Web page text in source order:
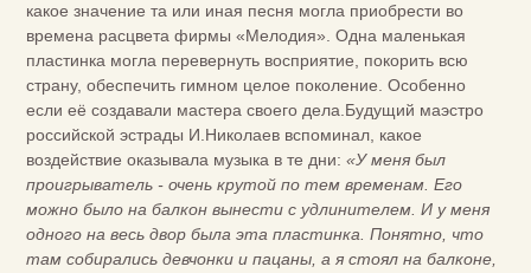
какое значение та или иная песня могла приобрести во
времена расцвета фирмы «Мелодия». Одна маленькая
пластинка могла перевернуть восприятие, покорить всю
страну, обеспечить гимном целое поколение. Особенно
если её создавали мастера своего дела.Будущий маэстро
российской эстрады И.Николаев вспоминал, какое
воздействие оказывала музыка в те дни: «У меня был
проигрыватель - очень крутой по тем временам. Его
можно было на балкон вынести с удлинителем. И у меня
одного на весь двор была эта пластинка. Понятно, что
там собирались девчонки и пацаны, а я стоял на балконе,